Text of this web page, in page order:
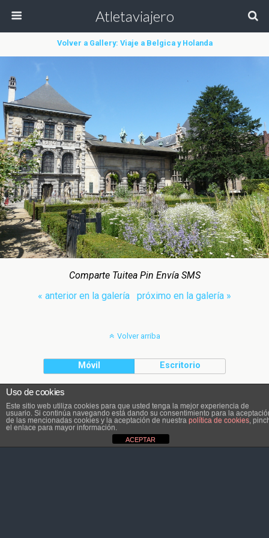
Atletaviajero
Volver a Gallery: Viaje a Belgica y Holanda
Comparte Tuitea Pin Envía SMS
« anterior en la galería
próximo en la galería »
Volver arriba
Móvil Escritorio
El contenido pertenece a Atletaviajero.info
Uso de cookies
Este sitio web utiliza cookies para que usted tenga la mejor experiencia de
usuario. Si continúa navegando está dando su consentimiento para la
de las mencionadas cookies y la aceptación de nuestra política de cookies ,
el enlace para mayor información.
ACEPTAR